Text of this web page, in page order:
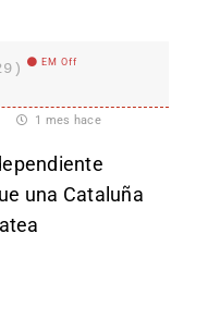
EM Off
1 mes hace
una Cataluña